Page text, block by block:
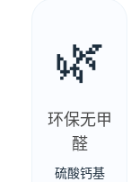
🌿
环保无甲
醛
硫酸钙基